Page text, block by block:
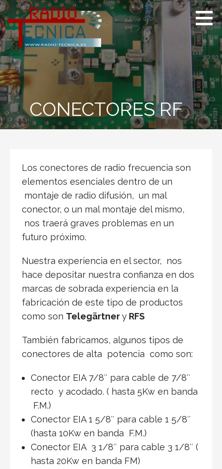
S
a
l
t
a
r
a
l
c
o
n
CONECTORES RF
Los conectores de radio frecuencia son
elementos esenciales dentro de un
montaje de radio difusión, un mal
conector, o un mal montaje del mismo,
nos traerá graves problemas en un
futuro próximo.
Nuestra experiencia en el sector, nos
hace depositar nuestra confianza en dos
marcas de sobrada experiencia en la
fabricación de este tipo de productos
como son Telegärtnery RFS
También fabricamos, algunos tipos de
conectores de alta potencia como son:
Conector EIA 7/8″ para cable de 7/8″
recto y acodado. ( hasta 5Kw en banda
F.M.)
Conector EIA 1 5/8″ para cable 1 5/8″
(hasta 10Kw en banda F.M.)
Conector EIA 3 1/8″ para cable 3 1/8″ (
hasta 20Kw en banda FM)